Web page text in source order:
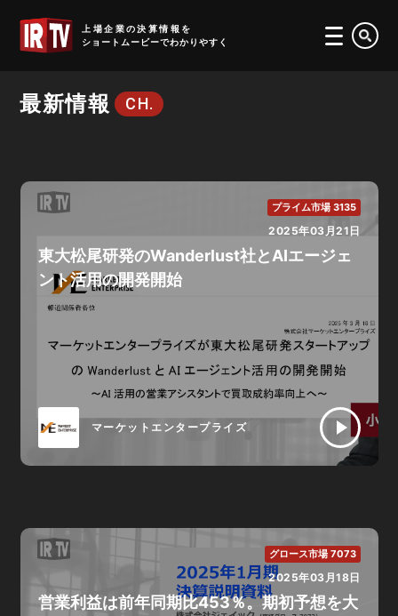
上場企業の決算情報を
ショートムービーでわかりやすく
最新情報 CH.
プライム市場 3135
2025年03月21日
マーケットエンタープライズ
東大松尾研発のWanderlust社とAIエージェ
ント活用の開発開始
グロース市場 7073
2025年03月18日
営業利益は前年同期比453％。期初予想を大